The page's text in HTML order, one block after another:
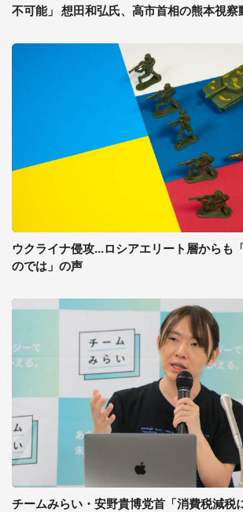
不可能」 想田和弘氏、高市首相の熊本視察
ウクライナ侵攻...ロシアエリート層からも
のでは」の声
チームみらい・安野貴博党首「消費税減税